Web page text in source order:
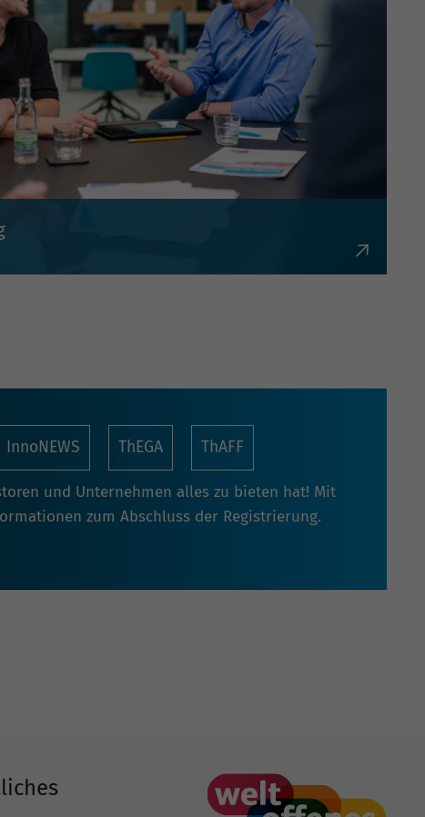
InnoNEWS ThEGA ThAFF
und Unternehmen alles zu bieten hat! Mit
zum Abschluss der Registrierung.